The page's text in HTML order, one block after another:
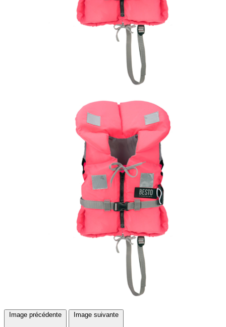
Image précédente Image suivante